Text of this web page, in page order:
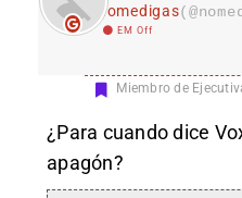
nomedigas
EM Off
Miembro de
¿Para cuando dice
apagón?